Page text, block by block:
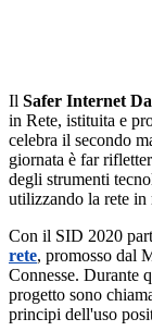
Il Safer Internet
in Rete, istituita e
celebra il secondo
giornata è far
degli strumenti
utilizzando la rete
Con il SID 2020
rete, promosso dal
Connesse. Durante
progetto sono
principi dell'uso